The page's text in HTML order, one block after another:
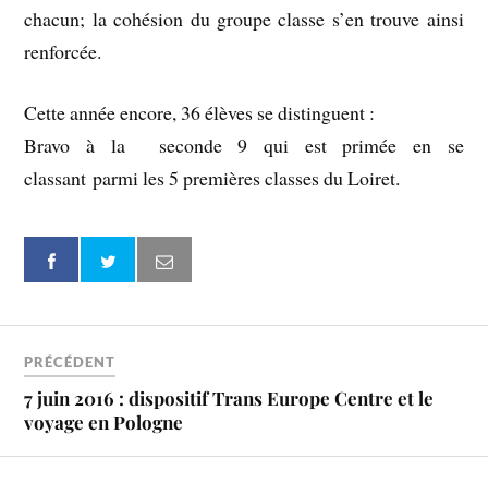
chacun; la cohésion du groupe classe s’en trouve ainsi
renforcée.
Cette année encore, 36 élèves se distinguent :
Bravo à la seconde 9 qui est primée en se
classant parmi les 5 premières classes du Loiret.
PRÉCÉDENT
7 juin 2016 : dispositif Trans Europe Centre et le
voyage en Pologne